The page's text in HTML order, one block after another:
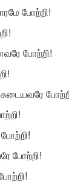
போற்றி!
போற்றி!
போற்றி!